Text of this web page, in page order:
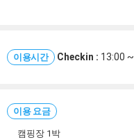
이용시간 Checkin : 13:00 ~
이용 요금
캠핑장 1박